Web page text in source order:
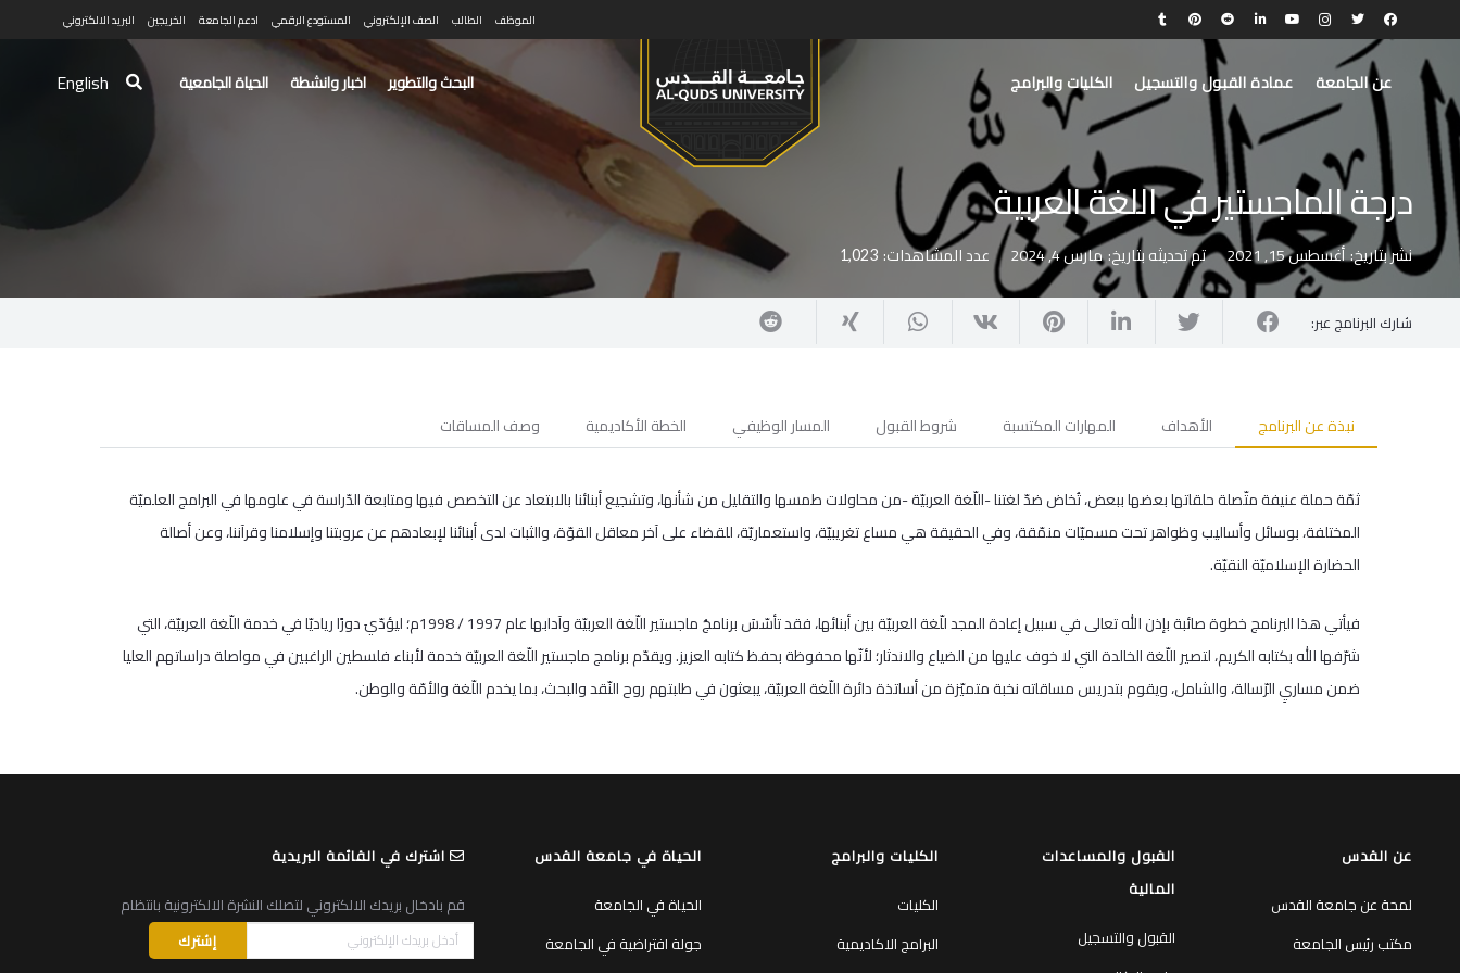
الموظف الطالب الصف الإلكتروني المستودع الرقمي ادعم الجامعة الخريجين البريد الالكتروني
عن الجامعة عمادة القبول والتسجيل الكليات والبرامج البحث والتطوير اخبار وانشطة الحياة الجامعية English
درجة الماجستير في اللغة العربية
نشر بتاريخ:أغسطس 15, 2021 تم تحديثه بتاريخ: مارس 4, 2024 عدد المشاهدات: 1,023
شارك البرنامج عبر:
نبذة عن البرنامج الأهداف المهارات المكتسبة شروط القبول المسار الوظيفي الخطة الأكاديمية وصف المساقات
ثمّة حملة عنيفة متّصلة حلقاتها بعضها ببعض، تُخاض ضدّ لغتنا -اللّغة العربيّة -من محاولات طمسها والتقليل من شأنها، وتشجيع أبنائنا بالابتعاد عن التخصص فيها ومتابعة الدّراسة في علومها في البرامج العلميّة
المختلفة، بوسائل وأساليب وظواهر تحت مسميّات منمّقة، وفي الحقيقة هي مساع تغريبيّة، واستعماريّة، للقضاء على آخر معاقل القوّة، والثبات لدى أبنائنا لإبعادهم عن عروبتنا وإسلامنا وقرآننا، وعن أصالة
الحضارة الإسلاميّة النقيّة.
فيأتي هذا البرنامج خطوة صائبة بإذن الله تعالى في سبيل إعادة المجد للّغة العربيّة بين أبنائها، فقد تأسّسَ برنامجُ ماجستير اللّغة العربيّة وآدابها عام 1997 / 1998م؛ ليؤدّيَ دورًا رياديّا في خدمة اللّغة العربيّة، التي
شرّفها الله بكتابه الكريم، لتصير اللّغة الخالدة التي لا خوف عليها من الضياع والاندثار؛ لأنّها محفوظة بحفظ كتابه العزيز. ويقدّم برنامج ماجستير اللّغة العربيّة خدمة لأبناء فلسطين الراغبين في مواصلة دراساتهم العليا
ضمن مساريِ الرّسالة، والشامل، ويقوم بتدريس مساقاته نخبة متميّزة من أساتذة دائرة اللّغة العربيّة، يبعثون في طلبتهم روح النّقد والبحث، بما يخدم اللّغة والأمّة والوطن.
عن القدس
لمحة عن جامعة القدس
مكتب رئيس الجامعة
القبول والمساعدات
المالية
القبول والتسجيل
الكليات والبرامج
الكليات
البرامج الاكاديمية
الحياة في جامعة القدس
الحياة في الجامعة
جولة افتراضية في الجامعة
اشترك في القائمة البريدية
قم بادخال بريدك الالكتروني لتصلك النشرة الالكترونية بانتظام